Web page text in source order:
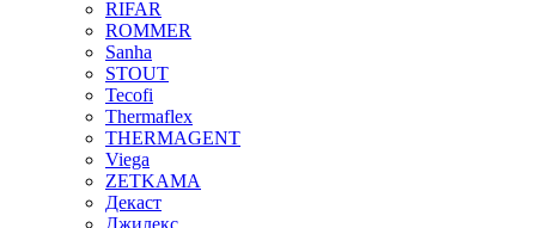
RIFAR
ROMMER
Sanha
STOUT
Tecofi
Thermaflex
THERMAGENT
Viega
ZETKAMA
Декаст
Джилекс